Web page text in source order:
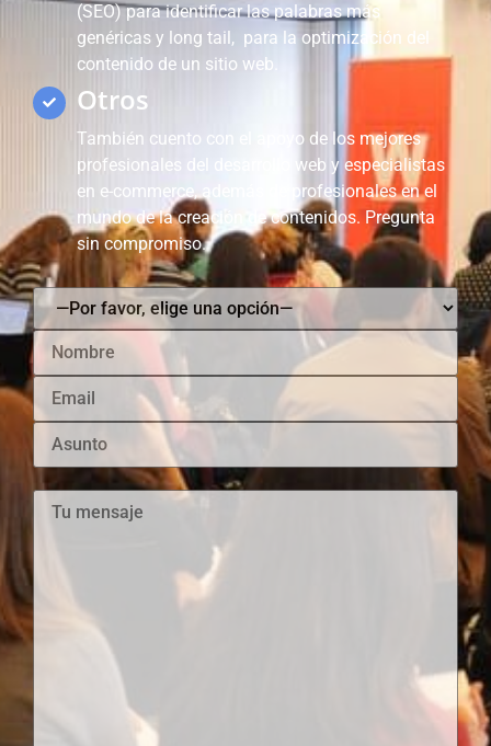
(SEO) para identificar las palabras más
genéricas y long tail, para la optimización del
contenido de un sitio web.
Otros
También cuento con el apoyo de los mejores
profesionales del desarrollo web y especialistas
en e-commerce, además de profesionales en el
mundo de la creación de contenidos. Pregunta
sin compromiso.